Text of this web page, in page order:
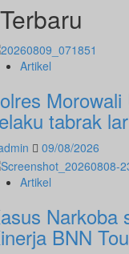
Terbaru
Artikel
tabrak
09/08/2026
Artikel
Narkoba
BNN